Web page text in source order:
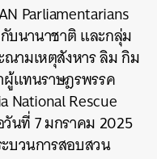
Parliamentarians
บนานาชาติ และกลุ่ม
ามเหตุสังหาร ลิม กิม
แทนราษฎรพรรค
National Rescue
วันที่ 7 มกราคม 2025
บวนการสอบสวน